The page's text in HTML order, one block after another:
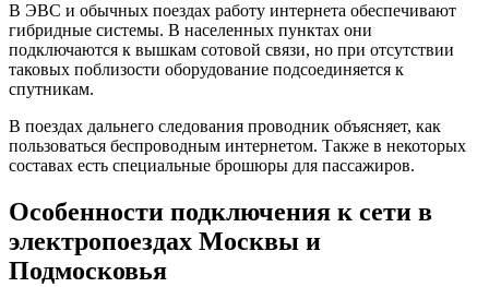
В ЭВС и обычных поездах работу интернета обеспечивают
гибридные системы. В населенных пунктах они
подключаются к вышкам сотовой связи, но при отсутствии
таковых поблизости оборудование подсоединяется к
спутникам.
В поездах дальнего следования проводник объясняет, как
пользоваться беспроводным интернетом. Также в некоторых
составах есть специальные брошюры для пассажиров.
Особенности подключения к сети в
электропоездах Москвы и
Подмосковья